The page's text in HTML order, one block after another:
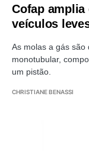
Cofap amplia
veículos
As molas a gás são
monotubular,
um pistão.
CHRISTIANE BENASSI